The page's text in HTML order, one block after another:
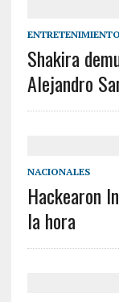
ENTRETENIMIENTO
Shakira
Alejandro
NACIONALES
Hackearon
la hora